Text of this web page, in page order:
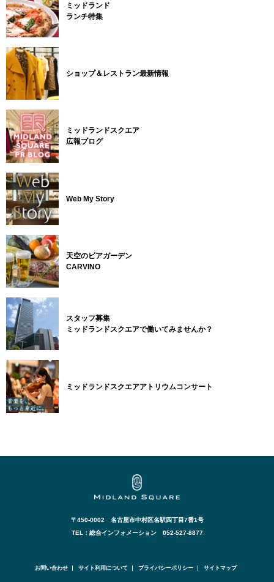
ミッドランド
ランチ特集
ショップ＆レストラン最新情報
ミッドランドスクエア
広報ブログ
Web My Story
天空のビアガーデン
CARVINO
スタッフ募集
ミッドランドスクエアで働いてみませんか？
ミッドランドスクエアアトリウムコンサート
〒450-0002 名古屋市中村区名駅四丁目7番1号
TEL：総合インフォメーション 052-527-8877
お問い合わせ サイト利用について プライバシーポリシー サイトマップ